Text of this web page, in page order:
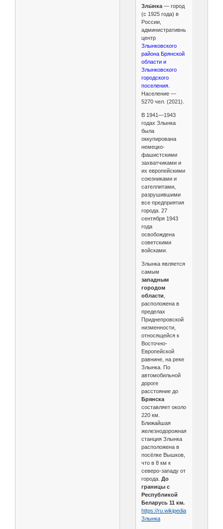
Злы́нка — город
(с 1925 года) в
России,
административный
центр
Злынковского
района Брянской
области и
Злынковского
городского
поселения.
Население —
5270 чел. (2021).
В 1941—1943
годах Злынка
была
оккупирована
немецко-
фашистскими
захватчиками и
их европейскими
союзниками и
сателлитами,
разрушившими
все предприятия
города. 27
сентября 1943
года
освобождена
советскими
войсками.
Злынка является
самым
западным
городом
области
расположена в
пределах
Приднепровской
низменности,
относящейся к
Восточно-
Европейской
равнине, на реке
Злынка. По
автомобильной
дороге
расстояние до
Брянска
составляет около
220 км.
Ближайшая
железнодорожная
станция Злынка
расположена в
посёлке Вышков,
что в 8 км к
северо-западу от
города. До
границы с
Республикой
Беларусь 11 км.
https://ru.wikipedia.org/wiki/
Злынка